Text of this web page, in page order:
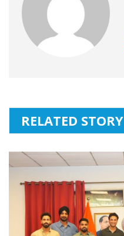
RELATED STORY